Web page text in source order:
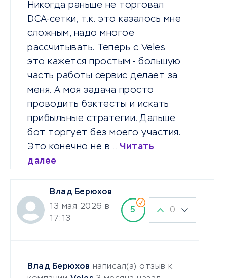
Никогда раньше не торговал
DCA-сетки, т.к. это казалось мне
сложным, надо многое
рассчитывать. Теперь с Veles
это кажется простым - большую
часть работы сервис делает за
меня. А моя задача просто
проводить бэктесты и искать
прибыльные стратегии. Дальше
бот торгует без моего участия.
Это конечно не в… Читать
далее
Влад Берюхов
13 мая 2026 в
17:13
5 0
Влад Берюхов написал(а) отзыв к